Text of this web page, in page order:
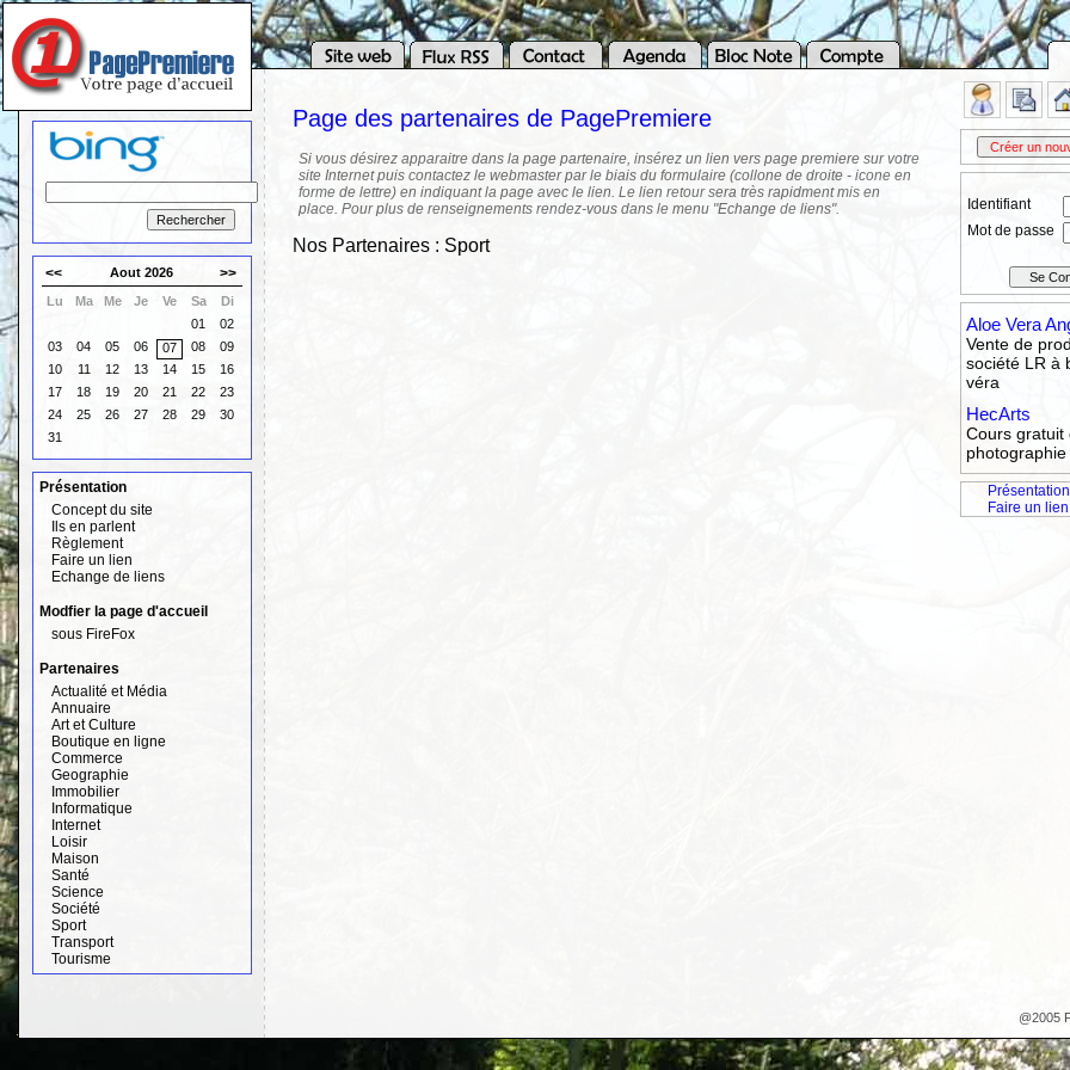
<< Aout 2026 >>
Lu Ma Me Je Ve Sa
Di
01
02
03
04 05 06 07 08
09
10
11 12 13 14 15
16
17
18 19 20 21 22
23
24
25 26 27 28 29
30
31
Présentation
Concept du site
Ils en parlent
Règlement
Faire un lien
Echange de liens
Modfier la page d'accueil
sous FireFox
Partenaires
Actualité et Média
Annuaire
Art et Culture
Boutique en ligne
Commerce
Geographie
Immobilier
Informatique
Internet
Loisir
Maison
Santé
Science
Société
Sport
Transport
Tourisme
Identifiant
Mot de passe
Aloe Vera
Vente de
société LR à
véra
HecArts
Cours gratuit
Faire un
Page des partenaires de PagePremiere
Si vous désirez apparaitre dans la page partenaire, insérez un lien vers page premiere sur votre
site Internet puis contactez le webmaster par le biais du formulaire (collone de droite - icone en
forme de lettre) en indiquant la page avec le lien. Le lien retour sera très rapidment mis en
place. Pour plus de renseignements rendez-vous dans le menu "Echange de liens".
Nos Partenaires : Sport
@2005